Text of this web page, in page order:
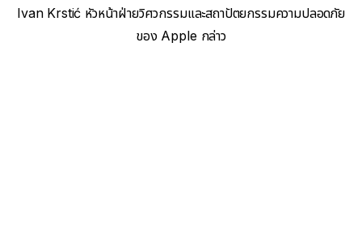
Ivan Krstić หัวหน้าฝ่ายวิศวกรรมและสถาปัตยกรรมความปลอดภัย
ของ Apple กล่าว